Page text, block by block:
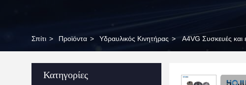
Σπίτι > Προϊόντα > Υδραυλικός Κινητήρας > Α4VG Συσκευές και
Κατηγορίες